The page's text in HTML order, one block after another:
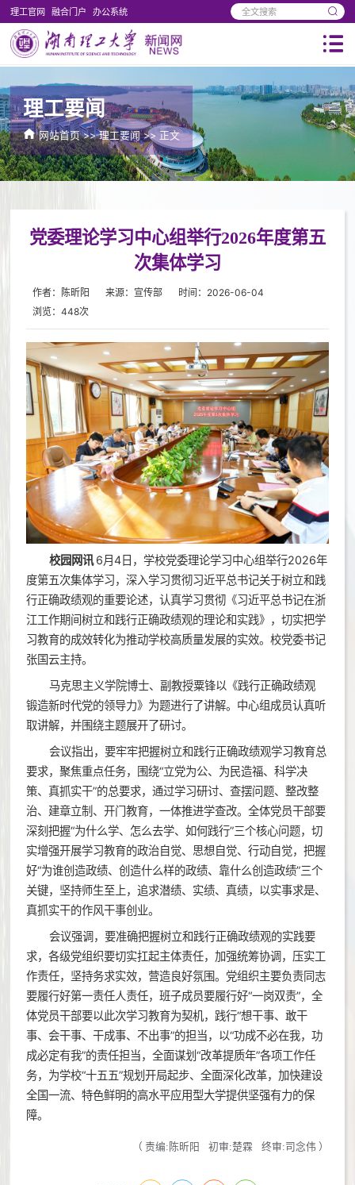
理工官网 融合门户 办公系统
理工要闻
网站首页>>理工要闻>> 正文
党委理论学习中心组举行2026年度第五
次集体学习
作者：陈昕阳 来源：宣传部
时间：2026-06-04
浏览：448次
校园网讯6月4日，学校党委理论学习中心组举行2026年
度第五次集体学习，深入学习贯彻习近平总书记关于树立和践
行正确政绩观的重要论述，认真学习贯彻《习近平总书记在浙
江工作期间树立和践行正确政绩观的理论和实践》，切实把学
习教育的成效转化为推动学校高质量发展的实效。校党委书记
张国云主持。
马克思主义学院博士、副教授粟锋以《践行正确政绩观
锻造新时代党的领导力》为题进行了讲解。中心组成员认真听
取讲解，并围绕主题展开了研讨。
会议指出，要牢牢把握树立和践行正确政绩观学习教育总
要求，聚焦重点任务，围绕“立党为公、为民造福、科学决
策、真抓实干”的总要求，通过学习研讨、查摆问题、整改整
治、建章立制、开门教育，一体推进学查改。全体党员干部要
深刻把握“为什么学、怎么去学、如何践行”三个核心问题，切
实增强开展学习教育的政治自觉、思想自觉、行动自觉，把握
好“为谁创造政绩、创造什么样的政绩、靠什么创造政绩”三个
关键，坚持师生至上，追求潜绩、实绩、真绩，以实事求是、
真抓实干的作风干事创业。
会议强调，要准确把握树立和践行正确政绩观的实践要
求，各级党组织要切实扛起主体责任，加强统筹协调，压实工
作责任，坚持务求实效，营造良好氛围。党组织主要负责同志
要履行好第一责任人责任，班子成员要履行好“一岗双责”，全
体党员干部要以此次学习教育为契机，践行“想干事、敢干
事、会干事、干成事、不出事”的担当，以“功成不必在我，功
成必定有我”的责任担当，全面谋划“改革提质年”各项工作任
务，为学校“十五五”规划开局起步、全面深化改革，加快建设
全国一流、特色鲜明的高水平应用型大学提供坚强有力的保
障。
（ 责编:陈昕阳 初审:楚霖 终审:司念伟 ）